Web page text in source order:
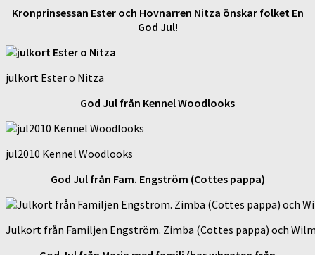
Kronprinsessan Ester och Hovnarren Nitza önskar folket En
God Jul!
julkort Ester o Nitza
God Jul från Kennel Woodlooks
jul2010 Kennel Woodlooks
God Jul från Fam. Engström (Cottes pappa)
Julkort från Familjen Engström. Zimba (Cottes pappa) och